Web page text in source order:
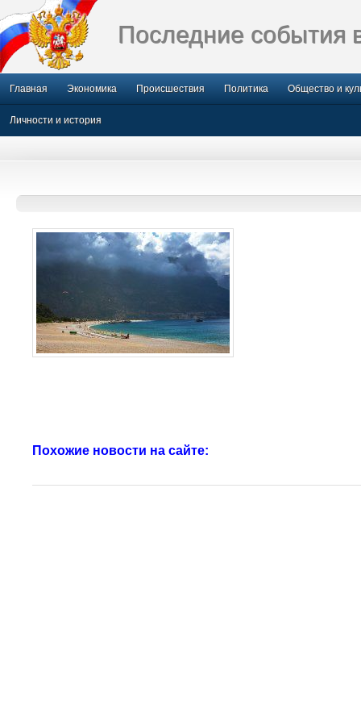
Последние события
Главная Экономика Происшествия Политика Общество и
Личности и история
Похожие новости на сайте: